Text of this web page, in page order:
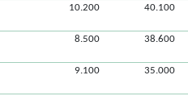
10.200 40.100
8.500 38.600
9.100 35.000